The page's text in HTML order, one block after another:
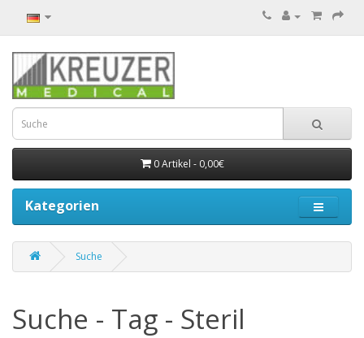
0 Artikel - 0,00€
Kategorien
Suche
Suche - Tag - Steril